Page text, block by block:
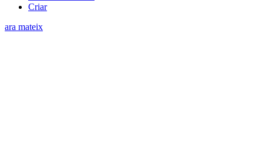
Criar
ara mateix